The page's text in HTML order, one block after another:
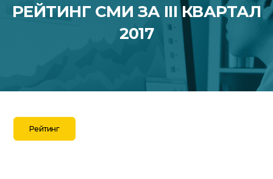
РЕЙТИНГ СМИ ЗА III КВАРТАЛ
2017
Рейтинг